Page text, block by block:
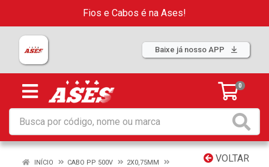
Fios e Cabos é na Ases!
Baixe já nosso APP
0
VOLTAR
INÍCIO CABO PP 500V
2X0,75MM